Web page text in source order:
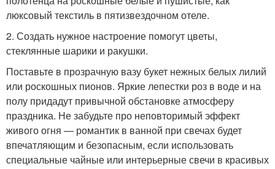
люксовый текстиль в пятизвездочном отеле.
2. Создать нужное настроение помогут цветы,
стеклянные шарики и ракушки.
Поставьте в прозрачную вазу букет нежных белых лилий
или роскошных пионов. Яркие лепестки роз в воде и на
полу придадут привычной обстановке атмосферу
праздника. Не забудьте про неповторимый эффект
живого огня — романтик в ванной при свечах будет
впечатляющим и безопасным, если использовать
специальные чайные или интерьерные свечи в красивых